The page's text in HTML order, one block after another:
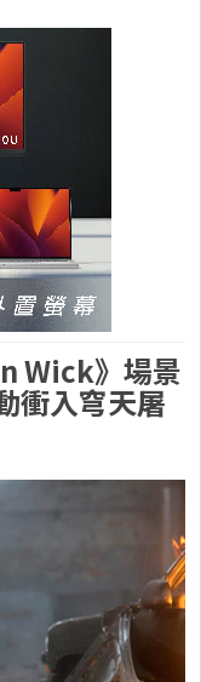
Wick》場景
衝入穹天屠